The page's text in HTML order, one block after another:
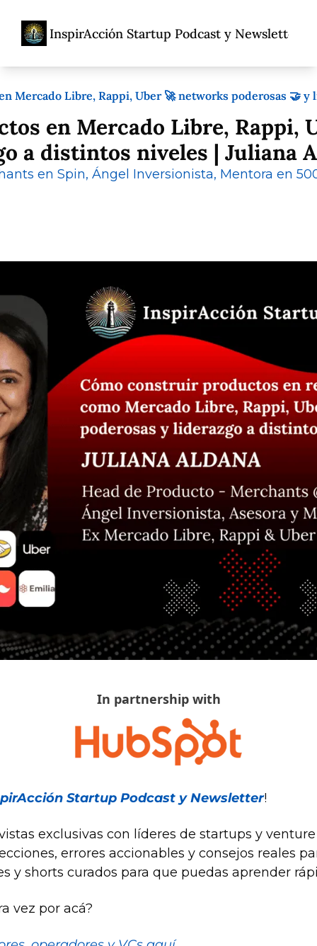
InspirAcción Startup Podcast y Newsletter
Home Acerca De
Acerca De
Mercado Libre, Rappi, Uber 🚀 networks poderosas 🤝 y
en Mercado Libre, Rappi,
a distintos niveles | Juliana
en Spin, Ángel Inversionista, Mentora en
In partnership with
Startup Podcast y Newsletter!
exclusivas con líderes de startups y
errores accionables y consejos reales
y shorts curados para que puedas aprender
vez por acá?